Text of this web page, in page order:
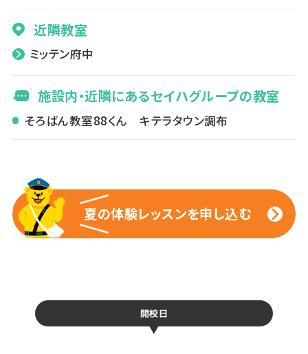
近隣教室
ミッテン府中
施設内・近隣にあるセイハグループの教室
そろばん教室88くん キテラタウン調布
夏の体験レッスンを申し込む
夏の体験レッスンを申し込む
開校日